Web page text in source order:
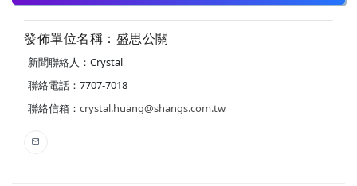
發佈單位名稱：盛思公關
新聞聯絡人：Crystal
聯絡電話：7707-7018
聯絡信箱： crystal.huang@shangs.com.tw